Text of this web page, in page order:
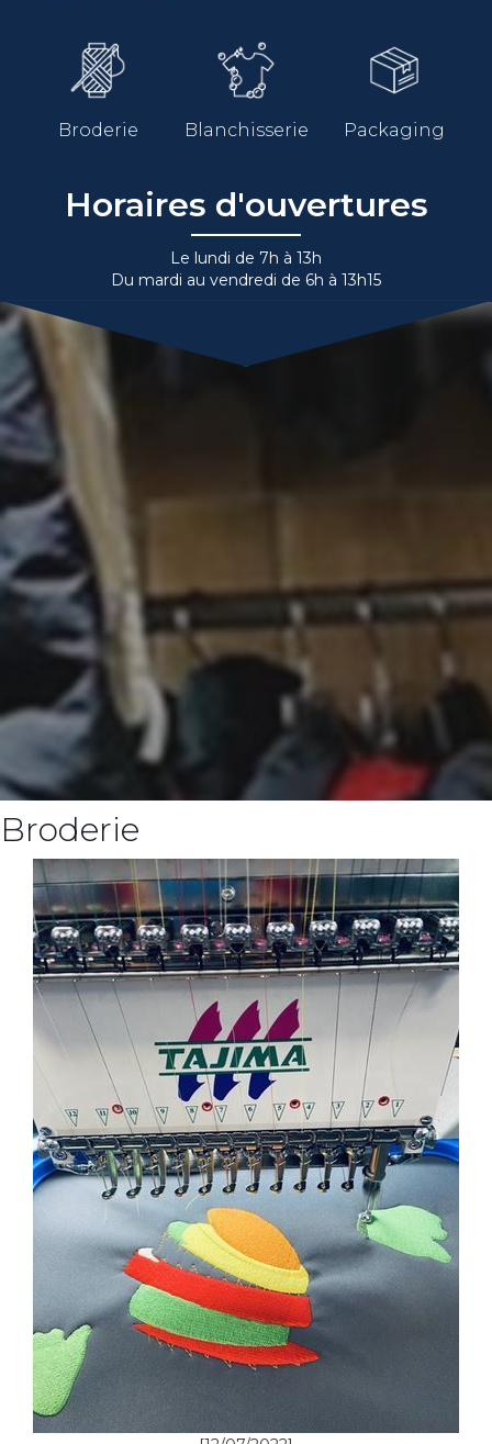
Broderie Blanchisserie Packaging
Horaires d'ouvertures
Le lundi de 7h à 13h
Du mardi au vendredi de 6h à 13h15
Broderie